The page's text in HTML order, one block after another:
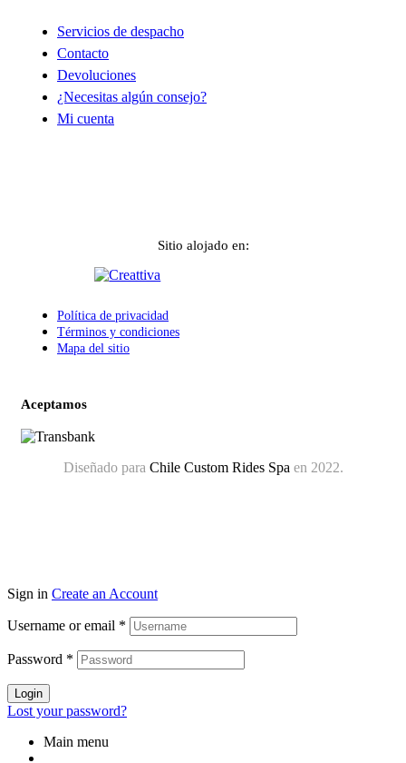
Servicios de despacho
Contacto
Devoluciones
¿Necesitas algún consejo?
Mi cuenta
Sitio alojado en:
Política de privacidad
Términos y condiciones
Mapa del sitio
Aceptamos
Diseñado para Chile Custom Rides Spa en 2022.
Sign in Create an Account
Username or email *
Password *
Login
Lost your password?
Main menu